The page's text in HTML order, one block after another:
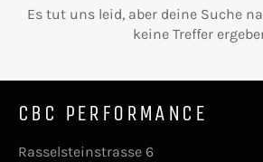
Es tut uns leid, aber deine Suche
keine Treffer
CBC PERFORMANCE
Rasselsteinstrasse 6